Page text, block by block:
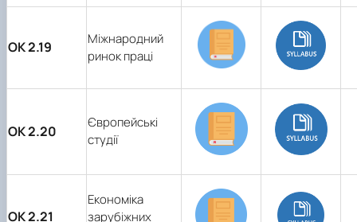
ОК 2.19
Міжнародний
ринок праці
ОК 2.20
Європейські
студії
ОК 2.21
Економіка
зарубіжних